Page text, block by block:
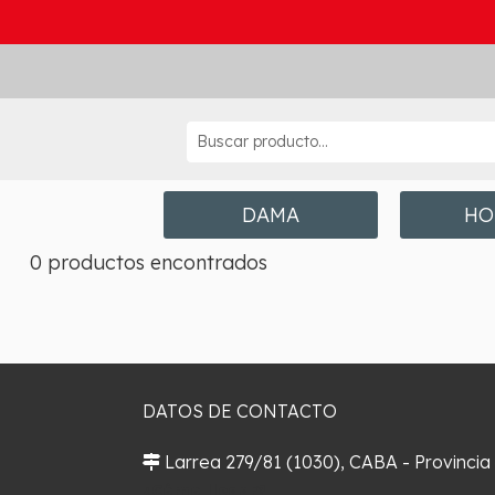
DAMA
0 productos encontrados
DATOS DE CONTACTO
Larrea 279/81 (1030), CABA - Provincia